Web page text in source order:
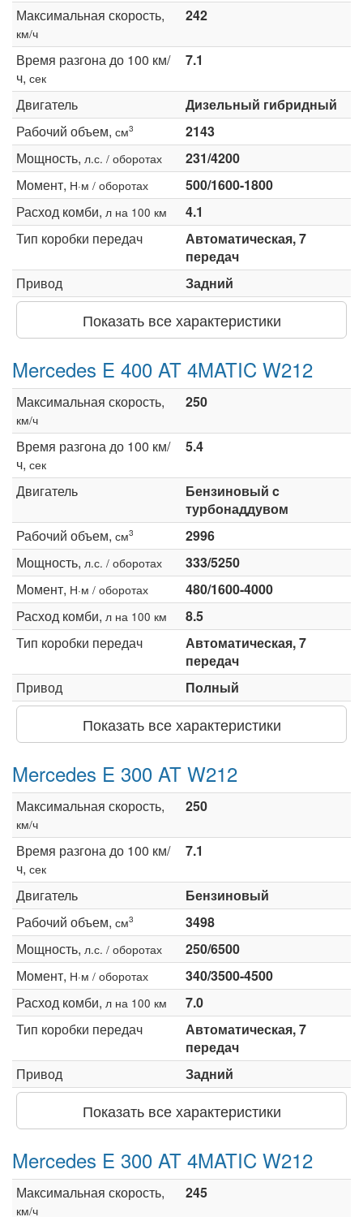
Максимальная скорость,
км/ч
242
Время разгона до 100 км/
ч, сек
7.1
Двигатель
Дизельный гибридный
Рабочий объем, см3
2143
Мощность, л.с. / оборотах
231/4200
Момент, Н·м / оборотах
500/1600-1800
Расход комби, л на 100 км
4.1
Тип коробки передач
Автоматическая, 7
передач
Привод
Задний
Показать все характеристики
Mercedes E 400 AT 4MATIC W212
Максимальная скорость,
км/ч
250
Время разгона до 100 км/
ч, сек
5.4
Двигатель
Бензиновый c
турбонаддувом
Рабочий объем, см3
2996
Мощность, л.с. / оборотах
333/5250
Момент, Н·м / оборотах
480/1600-4000
Расход комби, л на 100 км
8.5
Тип коробки передач
Автоматическая, 7
передач
Привод
Полный
Показать все характеристики
Mercedes E 300 AT W212
Максимальная скорость,
км/ч
250
Время разгона до 100 км/
ч, сек
7.1
Двигатель
Бензиновый
Рабочий объем, см3
3498
Мощность, л.с. / оборотах
250/6500
Момент, Н·м / оборотах
340/3500-4500
Расход комби, л на 100 км
7.0
Тип коробки передач
Автоматическая, 7
передач
Привод
Задний
Показать все характеристики
Mercedes E 300 AT 4MATIC W212
Максимальная скорость,
км/ч
245